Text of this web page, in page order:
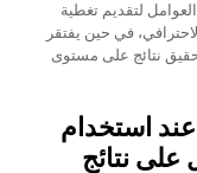
لتقديم تغطية
في حين يفتقر
نتائج على مستوى
استخدام
نتائج